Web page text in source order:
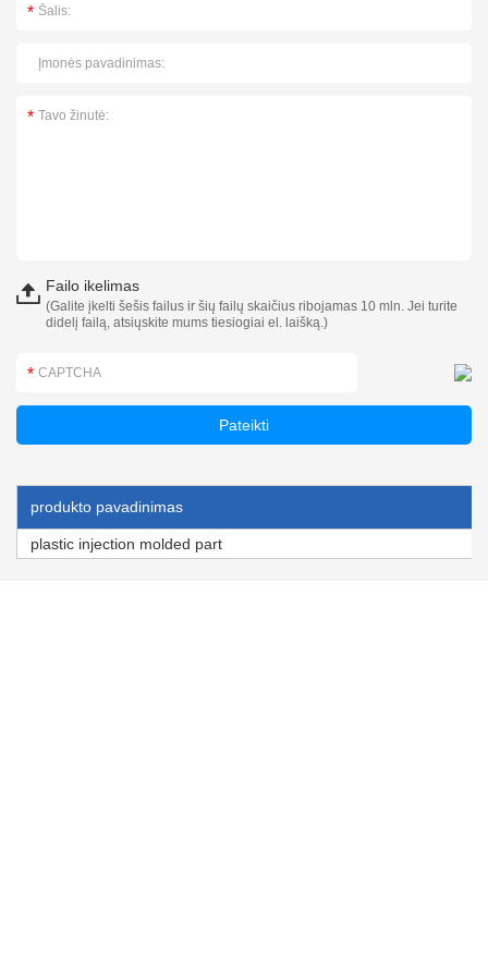
Failo ikelimas
(Galite įkelti šešis failus ir šių failų skaičius ribojamas 10 mln. Jei turite
didelį failą, atsiųskite mums tiesiogiai el. laišką.)
produkto pavadinimas
plastic injection molded part